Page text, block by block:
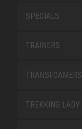
SPECIALS
TRAINERS
TRANSFOAMERS
TREKKING LADY